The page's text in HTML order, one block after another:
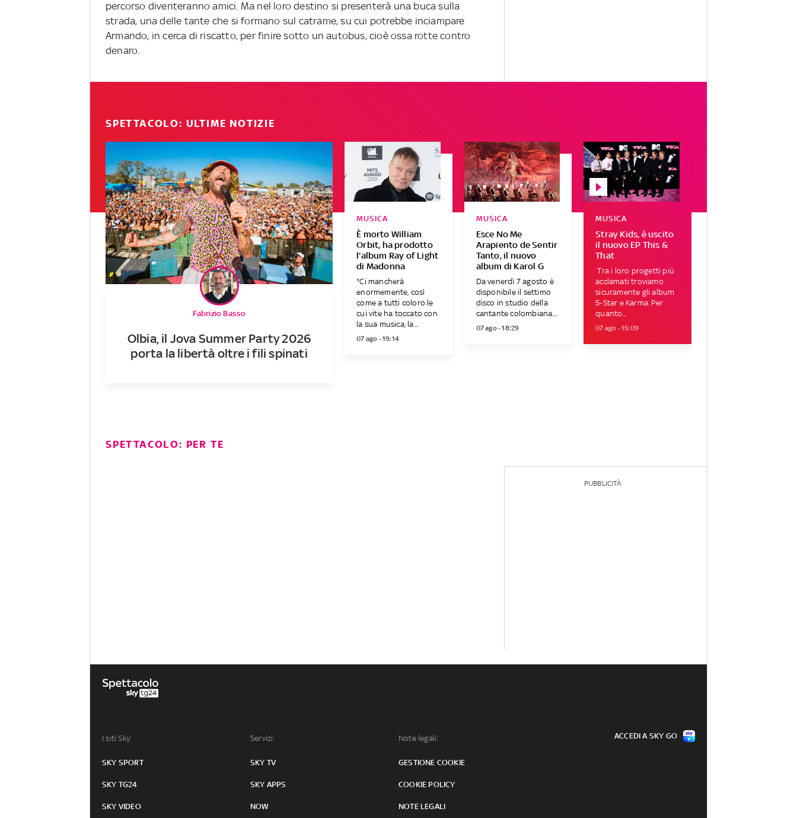
percorso diventeranno amici. Ma nel loro destino si presenterà una buca sulla
strada, una delle tante che si formano sul catrame, su cui potrebbe inciampare
Armando, in cerca di riscatto, per finire sotto un autobus, cioè ossa rotte contro
denaro.
SPETTACOLO: ULTIME NOTIZIE
Olbia, il Jova Summer Party 2026
porta la libertà oltre i fili spinati
Fabrizio Basso
È morto William
Orbit, ha prodotto
l'album Ray of Light
di Madonna
MUSICA
"Ci mancherà
enormemente, così
come a tutti coloro le
cui vite ha toccato con
la sua musica, la...
07 ago - 19:14
Esce No Me
Arapiento de Sentir
Tanto, il nuovo
album di Karol G
MUSICA
Da venerdì 7 agosto è
disponibile il settimo
disco in studio della
cantante colombiana....
07 ago - 18:29
Stray Kids, è uscito
il nuovo EP This &
That
MUSICA
Tra i loro progetti più
acclamati troviamo
sicuramente gli album
5-Star e Karma. Per
quanto...
07 ago - 15:09
SPETTACOLO: PER TE
PUBBLICITÀ
I siti Sky:
SKY SPORT
SKY TG24
SKY VIDEO
Servizi:
SKY TV
SKY APPS
NOW
Note legali:
GESTIONE COOKIE
COOKIE POLICY
NOTE LEGALI
ACCEDI A SKY GO